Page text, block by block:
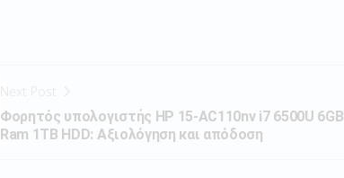
Next Post
Φορητός υπολογιστής HP 15-AC110nv i7 6500U 6GB
Ram 1TB HDD: Αξιολόγηση και απόδοση